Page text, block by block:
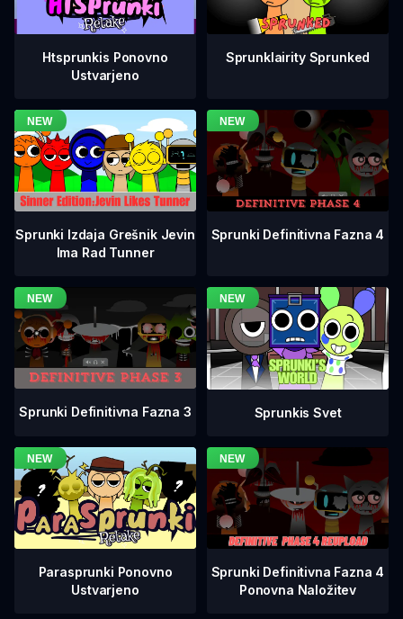
Htsprunkis Ponovno
Ustvarjeno
Sprunklairity Sprunked
Sprunki Izdaja Grešnik Jevin
Ima Rad Tunner
Sprunki Definitivna Fazna 4
Sprunki Definitivna Fazna 3 Sprunkis Svet
Parasprunki Ponovno
Ustvarjeno
Sprunki Definitivna Fazna 4
Ponovna Naložitev